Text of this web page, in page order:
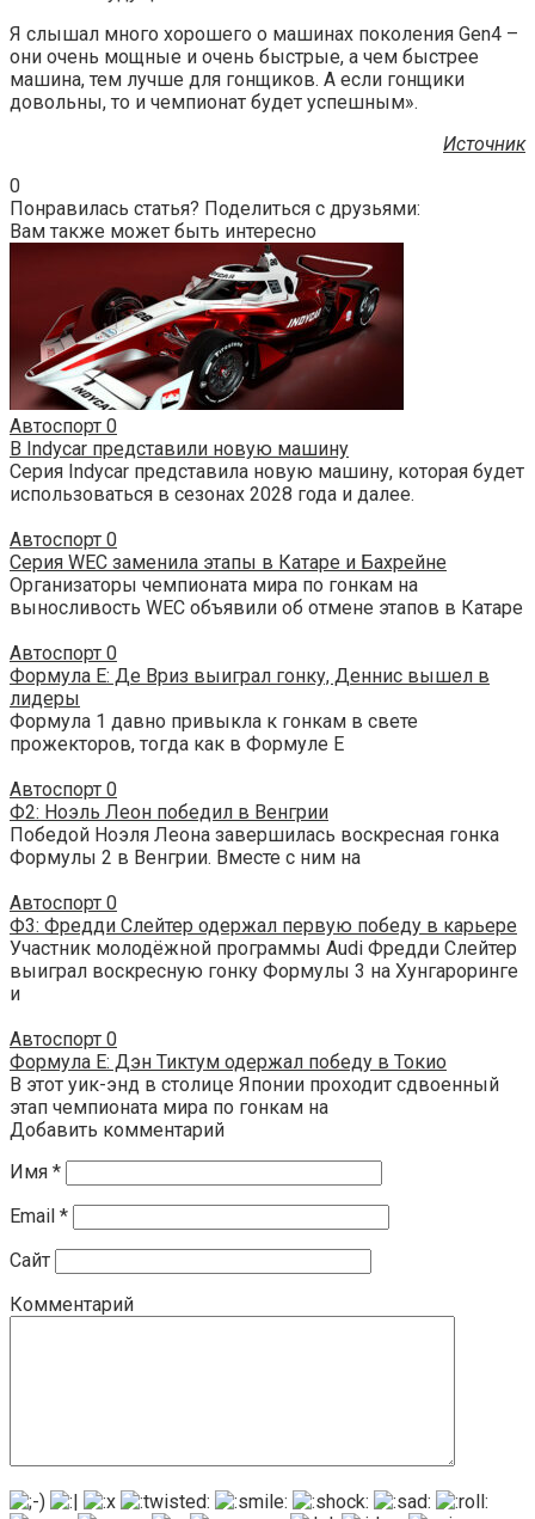
Я слышал много хорошего о машинах поколения Gen4 –
они очень мощные и очень быстрые, а чем быстрее
машина, тем лучше для гонщиков. А если гонщики
довольны, то и чемпионат будет успешным».
Источник
0
Понравилась статья? Поделиться с друзьями:
Вам также может быть интересно
Автоспорт 0
В Indycar представили новую машину
Серия Indycar представила новую машину, которая будет
использоваться в сезонах 2028 года и далее.
Автоспорт 0
Серия WEC заменила этапы в Катаре и Бахрейне
Организаторы чемпионата мира по гонкам на
выносливость WEC объявили об отмене этапов в Катаре
Автоспорт 0
Формула E: Де Вриз выиграл гонку, Деннис вышел в
лидеры
Формула 1 давно привыкла к гонкам в свете
прожекторов, тогда как в Формуле E
Автоспорт 0
Ф2: Ноэль Леон победил в Венгрии
Победой Ноэля Леона завершилась воскресная гонка
Формулы 2 в Венгрии. Вместе с ним на
Автоспорт 0
Ф3: Фредди Слейтер одержал первую победу в карьере
Участник молодёжной программы Audi Фредди Слейтер
выиграл воскресную гонку Формулы 3 на Хунгароринге
и
Автоспорт 0
Формула E: Дэн Тиктум одержал победу в Токио
В этот уик-энд в столице Японии проходит сдвоенный
этап чемпионата мира по гонкам на
Добавить комментарий
Имя *
Email *
Сайт
Комментарий